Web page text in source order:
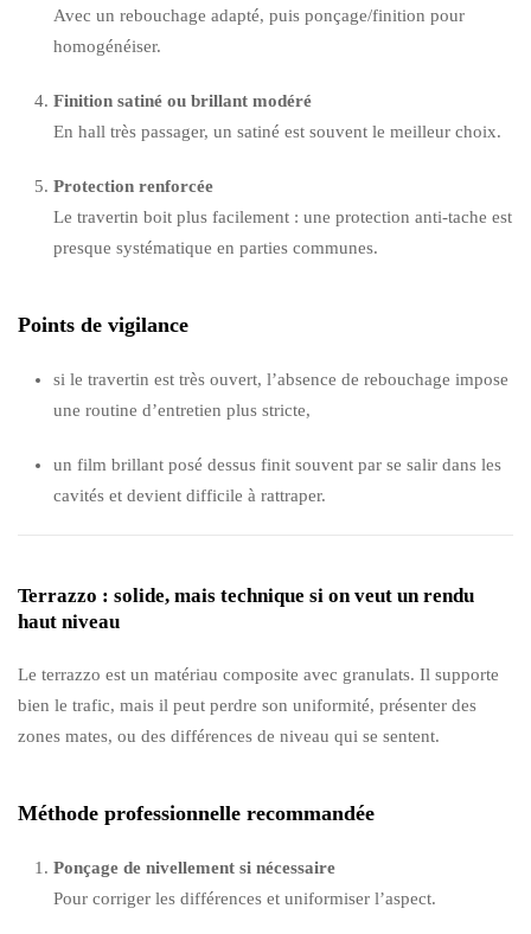
Avec un rebouchage adapté, puis ponçage/finition pour
homogénéiser.
Finition satiné ou brillant modéré
En hall très passager, un satiné est souvent le meilleur choix.
Protection renforcée
Le travertin boit plus facilement : une protection anti-tache est
presque systématique en parties communes.
Points de vigilance
si le travertin est très ouvert, l’absence de rebouchage impose
une routine d’entretien plus stricte,
un film brillant posé dessus finit souvent par se salir dans les
cavités et devient difficile à rattraper.
Terrazzo : solide, mais technique si on veut un rendu
haut niveau
Le terrazzo est un matériau composite avec granulats. Il supporte
bien le trafic, mais il peut perdre son uniformité, présenter des
zones mates, ou des différences de niveau qui se sentent.
Méthode professionnelle recommandée
Ponçage de nivellement si nécessaire
Pour corriger les différences et uniformiser l’aspect.